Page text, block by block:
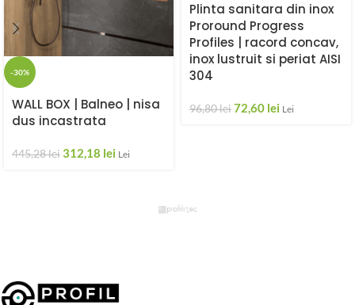
-30%
WALL BOX | Balneo | nisa
dus incastrata
445,28lei312,18 lei Lei
Plinta sanitara din inox
Proround Progress
Profiles | racord concav,
inox lustruit si periat AISI
304
96,80lei72,60 lei Lei